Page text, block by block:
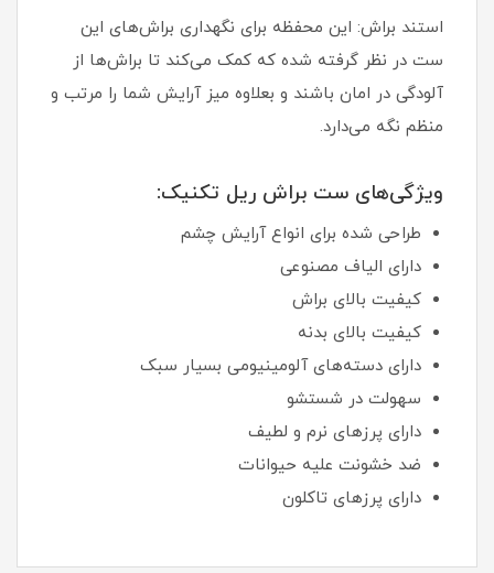
استند براش: این محفظه برای نگهداری براش‌های این
ست در نظر گرفته شده که کمک می‌کند تا براش‌ها از
آلودگی در امان باشند و بعلاوه میز آرایش شما را مرتب و
منظم نگه می‌دارد.
ویژگی‌های ست براش ریل تکنیک:
طراحی شده برای انواع آرایش چشم
دارای الیاف مصنوعی
کیفیت بالای براش
کیفیت بالای بدنه
دارای دسته‌های آلومینیومی بسیار سبک
سهولت در شستشو
دارای پرزهای نرم و لطیف
ضد خشونت علیه حیوانات
دارای پرزهای تاکلون